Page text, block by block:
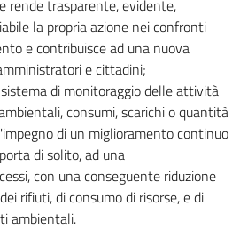
rende trasparente, evidente,
la propria azione nei confronti
e contribuisce ad una nuova
e cittadini;
di monitoraggio delle attività
consumi, scarichi o quantità
di un miglioramento continuo
di solito, ad una
con una conseguente riduzione
rifiuti, di consumo di risorse, e di
ambientali.